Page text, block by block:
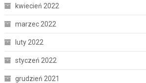
kwiecień 2022
marzec 2022
luty 2022
styczeń 2022
grudzień 2021